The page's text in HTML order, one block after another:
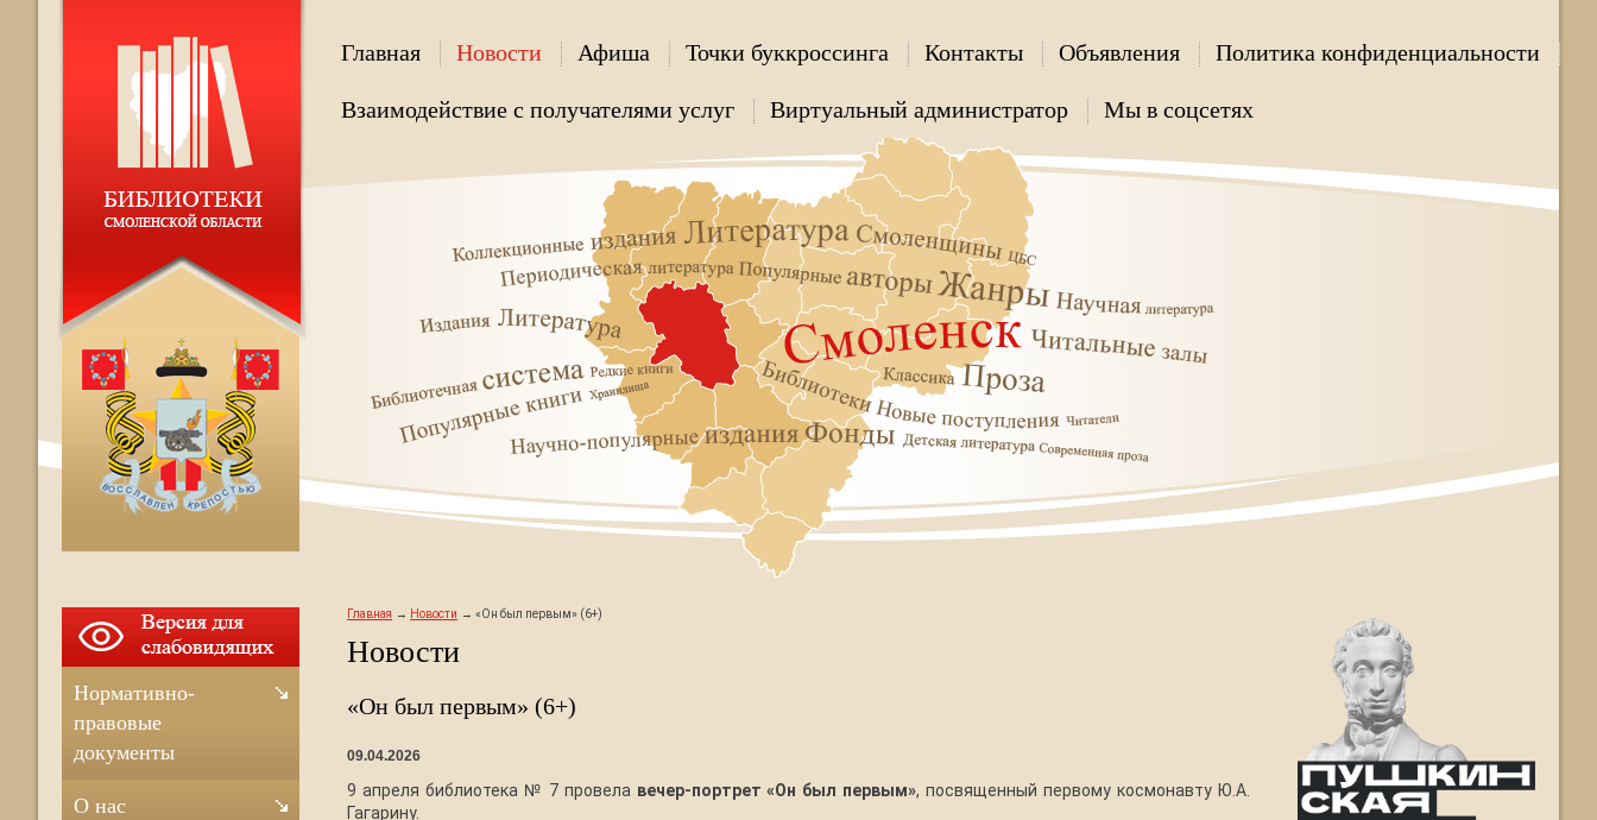
Главная Новости Афиша Точки буккроссинга Контакты Объявления Политика конфиденциальности
Взаимодействие с получателями услуг Виртуальный администратор Мы в соцсетях
Главная Новости «Он был первым» (6+)
Новости
«Он был первым» (6+)
09.04.2026
9 апреля библиотека № 7 провела вечер-портрет «Он был первым», посвященный первому космонавту Ю.А.
Гагарину.
Нормативно-
правовые
документы
О нас